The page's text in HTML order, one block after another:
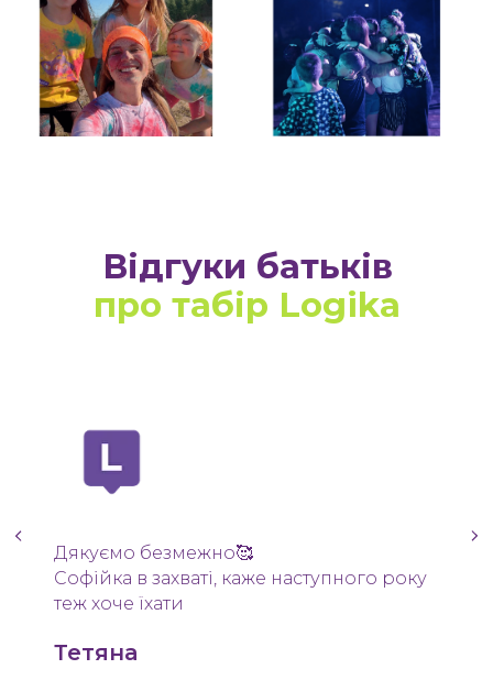
Відгуки батьків
про табір Logika
Дякуємо безмежно🥰
Софійка в захваті, каже наступного року
теж хоче їхати
Тетяна